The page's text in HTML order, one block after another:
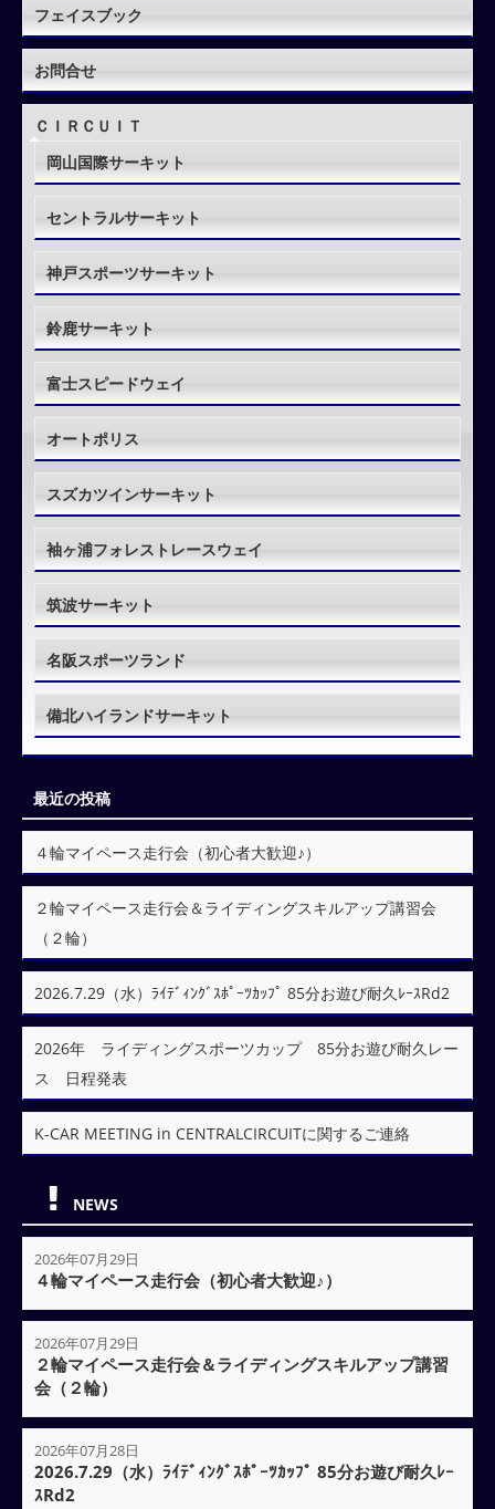
フェイスブック
お問合せ
ＣＩＲＣＵＩＴ
岡山国際サーキット
セントラルサーキット
神戸スポーツサーキット
鈴鹿サーキット
富士スピードウェイ
オートポリス
スズカツインサーキット
袖ヶ浦フォレストレースウェイ
筑波サーキット
名阪スポーツランド
備北ハイランドサーキット
最近の投稿
４輪マイペース走行会（初心者大歓迎♪）
２輪マイペース走行会＆ライディングスキルアップ講習会
（２輪）
2026.7.29（水）ﾗｲﾃﾞｨﾝｸﾞｽﾎﾟｰﾂｶｯﾌﾟ 85分お遊び耐久ﾚｰｽRd2
2026年 ライディングスポーツカップ 85分お遊び耐久レー
ス 日程発表
K-CAR MEETING in CENTRALCIRCUITに関するご連絡
NEWS
2026年07月29日
４輪マイペース走行会（初心者大歓迎♪）
2026年07月29日
２輪マイペース走行会＆ライディングスキルアップ講習
会（２輪）
2026年07月28日
2026.7.29（水）ﾗｲﾃﾞｨﾝｸﾞｽﾎﾟｰﾂｶｯﾌﾟ 85分お遊び耐久ﾚｰ
ｽRd2